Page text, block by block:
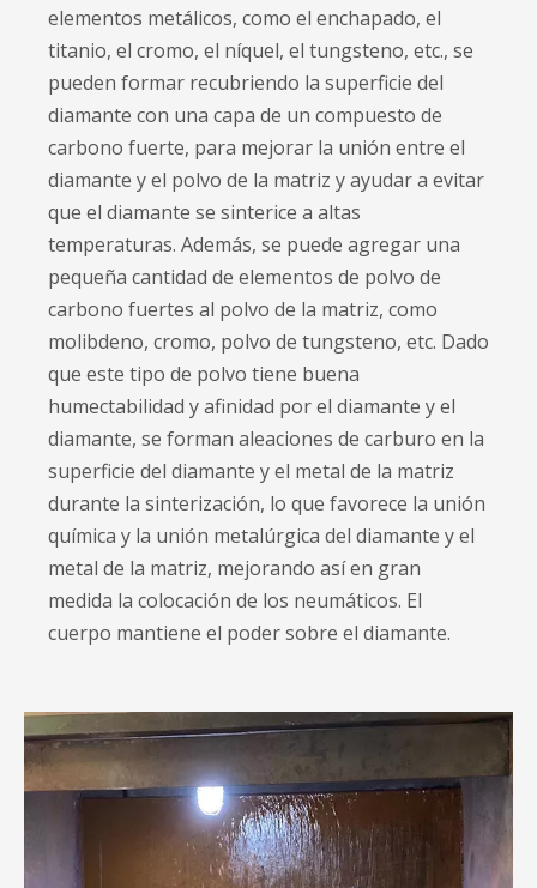
elementos metálicos, como el enchapado, el
titanio, el cromo, el níquel, el tungsteno, etc., se
pueden formar recubriendo la superficie del
diamante con una capa de un compuesto de
carbono fuerte, para mejorar la unión entre el
diamante y el polvo de la matriz y ayudar a evitar
que el diamante se sinterice a altas
temperaturas. Además, se puede agregar una
pequeña cantidad de elementos de polvo de
carbono fuertes al polvo de la matriz, como
molibdeno, cromo, polvo de tungsteno, etc. Dado
que este tipo de polvo tiene buena
humectabilidad y afinidad por el diamante y el
diamante, se forman aleaciones de carburo en la
superficie del diamante y el metal de la matriz
durante la sinterización, lo que favorece la unión
química y la unión metalúrgica del diamante y el
metal de la matriz, mejorando así en gran
medida la colocación de los neumáticos. El
cuerpo mantiene el poder sobre el diamante.